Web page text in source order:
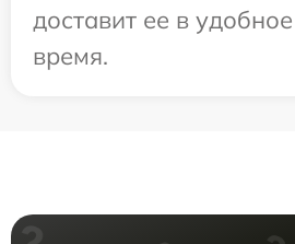
доставит ее в
время.